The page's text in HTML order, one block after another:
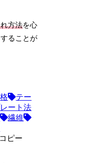
方法を心
ることが
テー
ート法
繊維
コピー